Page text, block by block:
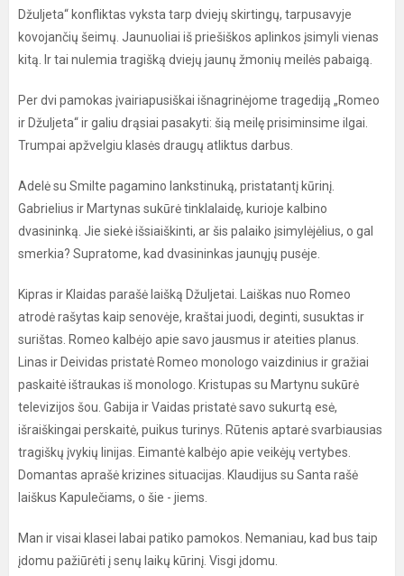
Džuljeta“ konfliktas vyksta tarp dviejų skirtingų, tarpusavyje
kovojančių šeimų. Jaunuoliai iš priešiškos aplinkos įsimyli vienas
kitą. Ir tai nulemia tragišką dviejų jaunų žmonių meilės pabaigą.
Per dvi pamokas įvairiapusiškai išnagrinėjome tragediją „Romeo
ir Džuljeta“ ir galiu drąsiai pasakyti: šią meilę prisiminsime ilgai.
Trumpai apžvelgiu klasės draugų atliktus darbus.
Adelė su Smilte pagamino lankstinuką, pristatantį kūrinį.
Gabrielius ir Martynas sukūrė tinklalaidę, kurioje kalbino
dvasininką. Jie siekė išsiaiškinti, ar šis palaiko įsimylėjėlius, o gal
smerkia? Supratome, kad dvasininkas jaunųjų pusėje.
Kipras ir Klaidas parašė laišką Džuljetai. Laiškas nuo Romeo
atrodė rašytas kaip senovėje, kraštai juodi, deginti, susuktas ir
surištas. Romeo kalbėjo apie savo jausmus ir ateities planus.
Linas ir Deividas pristatė Romeo monologo vaizdinius ir gražiai
paskaitė ištraukas iš monologo. Kristupas su Martynu sukūrė
televizijos šou. Gabija ir Vaidas pristatė savo sukurtą esė,
išraiškingai perskaitė, puikus turinys. Rūtenis aptarė svarbiausias
tragiškų įvykių linijas. Eimantė kalbėjo apie veikėjų vertybes.
Domantas aprašė krizines situacijas. Klaudijus su Santa rašė
laiškus Kapulečiams, o šie - jiems.
Man ir visai klasei labai patiko pamokos. Nemaniau, kad bus taip
įdomu pažiūrėti į senų laikų kūrinį. Visgi įdomu.